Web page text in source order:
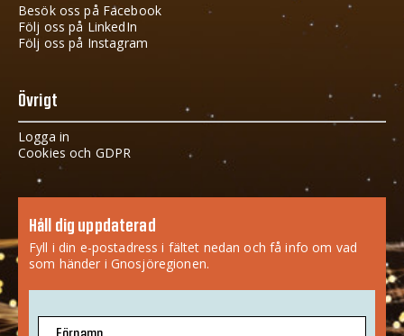
Besök oss på Facebook
Följ oss på LinkedIn
Följ oss på Instagram
Övrigt
Logga in
Cookies och GDPR
Håll dig uppdaterad
Fyll i din e-postadress i fältet nedan och få info om vad
som händer i Gnosjöregionen.